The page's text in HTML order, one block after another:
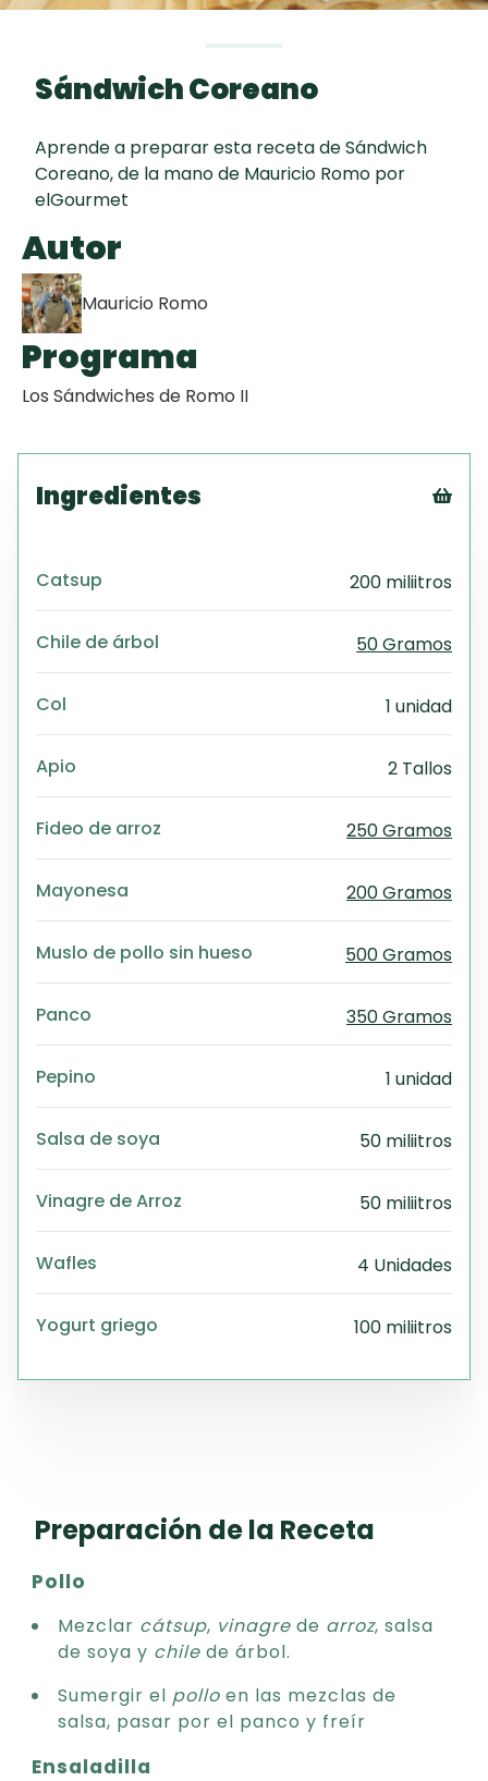
Red Velvet
Cake
Sándwich Coreano
Aprende a preparar esta receta de Sándwich
Coreano, de la mano de Mauricio Romo por
elGourmet
Autor
Mauricio Romo
Programa
Los Sándwiches de Romo II
Ingredientes
Catsup 200 miliitros
Chile de árbol 50 Gramos
Col 1 unidad
Apio 2 Tallos
Fideo de arroz 250 Gramos
Mayonesa 200 Gramos
Muslo de pollo sin hueso 500 Gramos
Panco 350 Gramos
Pepino 1 unidad
Salsa de soya 50 miliitros
Vinagre de Arroz 50 miliitros
Wafles 4 Unidades
Yogurt griego 100 miliitros
Preparación de la Receta
Pollo
Mezclar cátsup, vinagre de arroz, salsa
de soya y chile de árbol.
Sumergir el pollo en las mezclas de
salsa, pasar por el panco y freír
Ensaladilla